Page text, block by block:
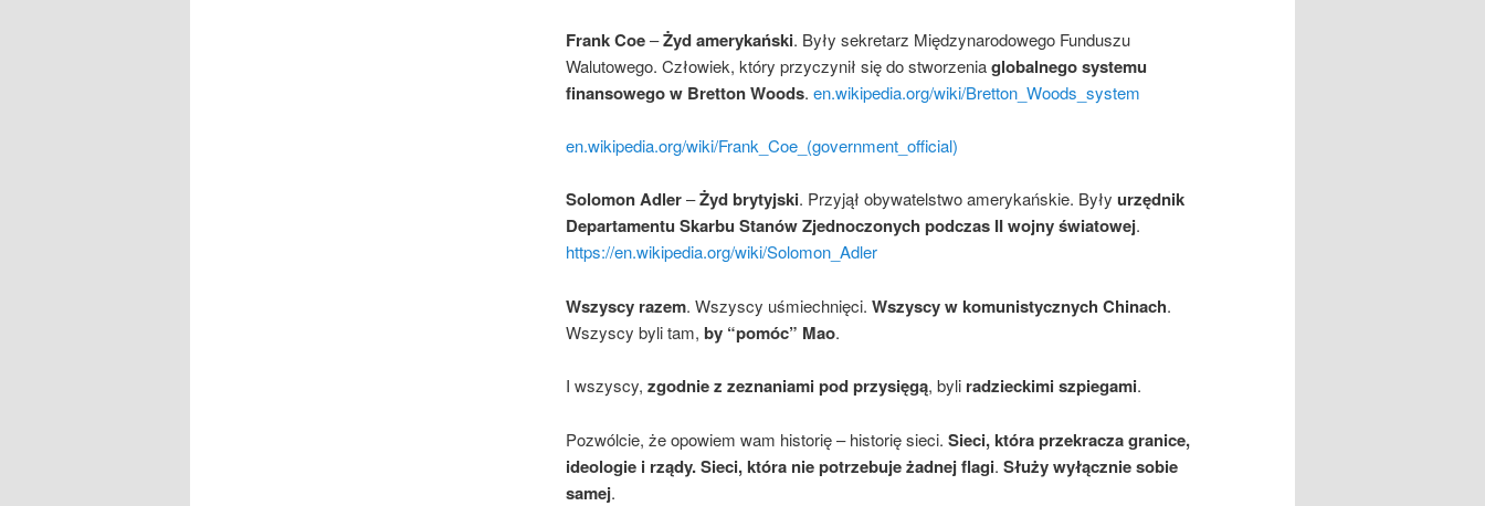
Frank Coe–Żyd amerykański. Były sekretarz Międzynarodowego Funduszu
Walutowego. Człowiek, który przyczynił się do stworzeniaglobalnego systemu
finansowego w Bretton Woods. en.wikipedia.org/wiki/Bretton_Woods_system
en.wikipedia.org/wiki/Frank_Coe_(government_official)
Solomon Adler–Żyd brytyjski. Przyjął obywatelstwo amerykańskie. Były urzędnik
Departamentu Skarbu Stanów Zjednoczonych podczas II wojny światowej.
https://en.wikipedia.org/wiki/Solomon_Adler
Wszyscy razem. Wszyscy uśmiechnięci. Wszyscy w komunistycznych Chinach.
Wszyscy byli tam, by “pomóc” Mao.
I wszyscy, zgodnie z zeznaniami pod przysięgą, byli radzieckimi szpiegami.
Pozwólcie, że opowiem wam historię – historię sieci. Sieci, która przekracza granice,
ideologie i rządy. Sieci, która nie potrzebuje żadnej flagi. Służy wyłącznie sobie
samej.